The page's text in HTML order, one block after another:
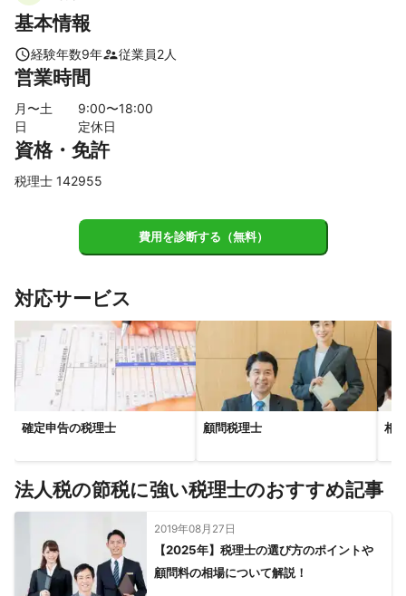
基本情報
経験年数9年 従業員2人
営業時間
月〜土 9:00〜18:00
日
定休日
資格・免許
税理士 142955
費用を診断する（無料）
対応サービス
確定申告の税理士 顧問税理士 相
法人税の節税に強い税理士のおすすめ記事
2019年08月27日
【2025年】税理士の選び方のポイントや
顧問料の相場について解説！